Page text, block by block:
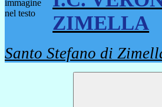
ZIMELLA
Santo Stefano di